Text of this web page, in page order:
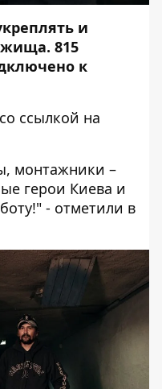
и
815
к
со ссылкой на
монтажники –
герои Киева и
- отметили в